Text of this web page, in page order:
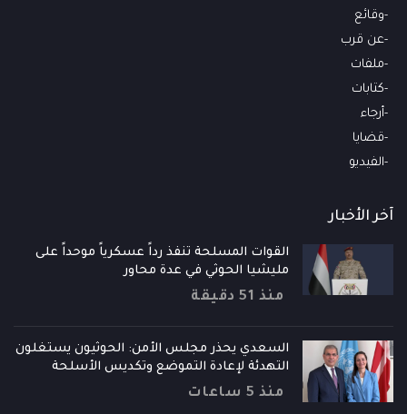
وقائع
عن قرب
ملفات
كتابات
أرجاء
قضايا
الفيديو
آخر الأخبار
القوات المسلحة تنفذ رداً عسكرياً موحداً على
مليشيا الحوثي في عدة محاور
منذ 51 دقيقة
السعدي يحذر مجلس الأمن: الحوثيون يستغلون
التهدئة لإعادة التموضع وتكديس الأسلحة
منذ 5 ساعات